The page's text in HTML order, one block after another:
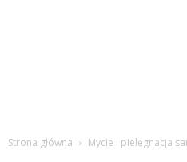
Strona główna Mycie i pielęgnacja